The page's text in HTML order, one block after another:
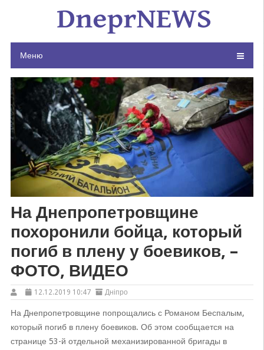
Меню
На Днепропетровщине
похоронили бойца, который
погиб в плену у боевиков, –
ФОТО, ВИДЕО
12.12.2019 10:47 Дніпро
На Днепропетровщине попрощались с Романом Беспалым,
который погиб в плену боевиков. Об этом сообщается на
странице 53-й отдельной механизированной бригады в